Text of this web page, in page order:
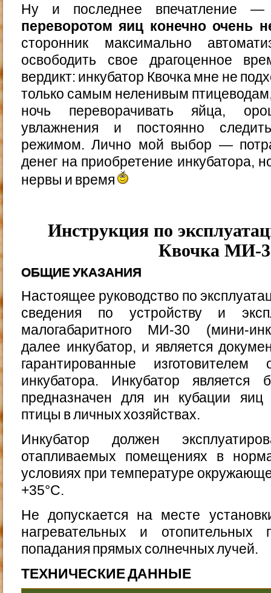
Ну и последнее впечатление
переворотом яиц конечно очень
сторонник максимально
освободить свое драгоценное
вердикт: инкубатор Квочка мне не
только самым неленивым
ночь переворачивать яйца,
увлажнения и постоянно
режимом. Лично мой выбор —
денег на приобретение инкубатора,
нервы и время
Инструкция по
Квочка МИ-
ОБЩИЕ УКАЗАНИЯ
Настоящее руководство по
сведения по устройству и
малогабаритного МИ-30 (мини-
далее инкубатор, и является
гарантированные
инкубато­ра. Инкубатор
предназначен для ин кубации яиц
птицы в личных хозяйствах.
Инкубатор должен
отапливаемых помеще­ниях в
условиях при температуре
+35°С.
Не допускается на месте
нагревательных и отопительных
попадания прямых солнечных лучей.
ТЕХНИЧЕСКИЕ ДАННЫЕ